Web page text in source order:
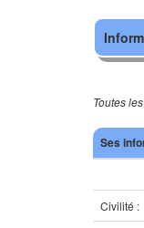
Toutes
Ses
Civilité :